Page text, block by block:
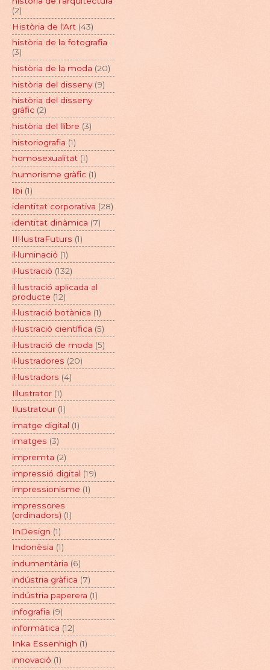
(2)
Història de l'Art (43)
història de la fotografia
(3)
història de la moda (20)
història del disseny (9)
història del disseny
gràfic (2)
història del llibre (3)
historiografia (1)
homosexualitat (1)
humorisme gràfic (1)
Ibi (1)
identitat corporativa (28)
identitat dinàmica (7)
IIl·lustraFuturs (1)
il·luminació (1)
il·lustració (132)
il·lustració aplicada al
producte (12)
il·lustració botànica (1)
il·lustració científica (5)
il·lustració de moda (5)
il·lustradores (20)
il·lustradors (4)
Illustrator (1)
Ilustratour (1)
imatge digital (1)
imatges (3)
impremta (2)
impressió digital (19)
impressionisme (1)
impressores
(ordinadors) (1)
InDesign (1)
Indonèsia (1)
indumentària (6)
indústria gràfica (7)
indústria paperera (1)
infografia (9)
informàtica (12)
Inka Essenhigh (1)
innovació (1)